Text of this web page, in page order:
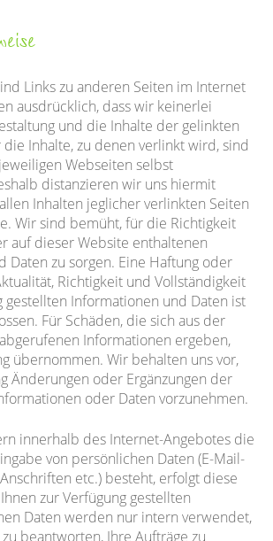
Links zu anderen Seiten im Internet
ausdrücklich, dass wir keinerlei
und die Inhalte der gelinkten
die Inhalte, zu denen verlinkt wird, sind
Webseiten selbst
distanzieren wir uns hiermit
Inhalten jeglicher verlinkten Seiten
Wir sind bemüht, für die Richtigkeit
auf dieser Website enthaltenen
Daten zu sorgen. Eine Haftung oder
Richtigkeit und Vollständigkeit
gestellten Informationen und Daten ist
Für Schäden, die sich aus der
Informationen ergeben,
übernommen. Wir behalten uns vor,
Änderungen oder Ergänzungen der
oder Daten vorzunehmen.
innerhalb des Internet-Angebotes die
von persönlichen Daten (E-Mail-
etc.) besteht, erfolgt diese
zur Verfügung gestellten
Daten werden nur intern verwendet,
beantworten, Ihre Aufträge zu